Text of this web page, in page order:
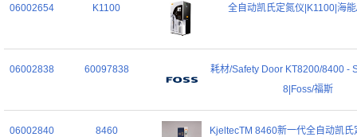
06002654 K1100 全自动凯氏定氮仪|K1100|海
06002838 60097838
耗材/Safety Door KT8200/8400 -
8|Foss/福斯
06002840 8460
KjeltecTM 8460新一代全自动凯